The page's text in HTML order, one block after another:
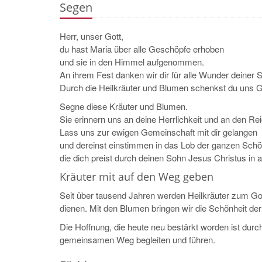
Segen
Herr, unser Gott,
du hast Maria über alle Geschöpfe erhoben
und sie in den Himmel aufgenommen.
An ihrem Fest danken wir dir für alle Wunder deiner
Durch die Heilkräuter und Blumen schenkst du uns
Segne diese Kräuter und Blumen.
Sie erinnern uns an deine Herrlichkeit und an den
Lass uns zur ewigen Gemeinschaft mit dir gelangen
und dereinst einstimmen in das Lob der ganzen
die dich preist durch deinen Sohn Jesus Christus in
Kräuter mit auf den Weg geben
Seit über tausend Jahren werden Heilkräuter zum
dienen. Mit den Blumen bringen wir die Schönheit
Die Hoffnung, die heute neu bestärkt worden ist
gemeinsamen Weg begleiten und führen.